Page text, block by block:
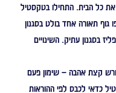
את כל הבית. התחילו בטקסטיל
גוף תאורה אחד בולט בסגנון
בסגנון עתיק. השינויים
קצת אהבה – שימון פעם
כדאי לכבס לפי ההוראות